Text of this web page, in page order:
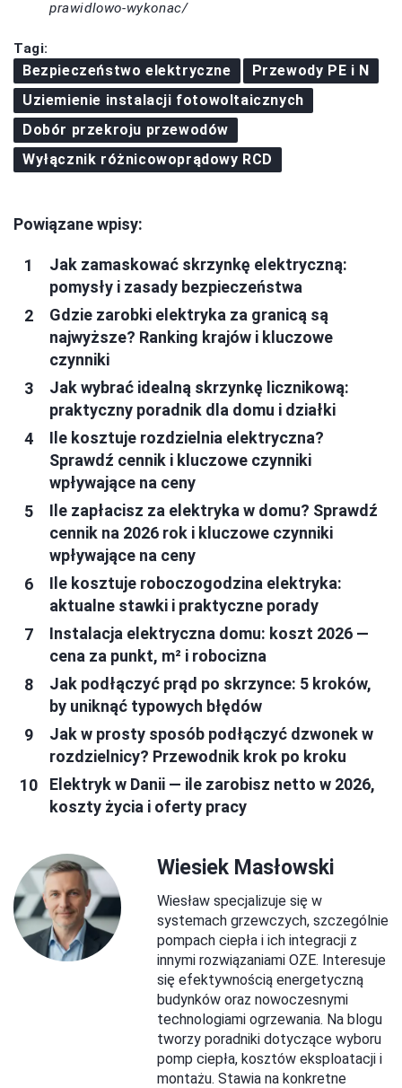
prawidlowo-wykonac/
Tagi:
Bezpieczeństwo elektryczne
Przewody PE i N
Uziemienie instalacji fotowoltaicznych
Dobór przekroju przewodów
Wyłącznik różnicowoprądowy RCD
Powiązane wpisy:
Jak zamaskować skrzynkę elektryczną:
pomysły i zasady bezpieczeństwa
Gdzie zarobki elektryka za granicą są
najwyższe? Ranking krajów i kluczowe
czynniki
Jak wybrać idealną skrzynkę licznikową:
praktyczny poradnik dla domu i działki
Ile kosztuje rozdzielnia elektryczna?
Sprawdź cennik i kluczowe czynniki
wpływające na ceny
Ile zapłacisz za elektryka w domu? Sprawdź
cennik na 2026 rok i kluczowe czynniki
wpływające na ceny
Ile kosztuje roboczogodzina elektryka:
aktualne stawki i praktyczne porady
Instalacja elektryczna domu: koszt 2026 —
cena za punkt, m² i robocizna
Jak podłączyć prąd po skrzynce: 5 kroków,
by uniknąć typowych błędów
Jak w prosty sposób podłączyć dzwonek w
rozdzielnicy? Przewodnik krok po kroku
Elektryk w Danii — ile zarobisz netto w 2026,
koszty życia i oferty pracy
Wiesiek Masłowski
Wiesław specjalizuje się w
systemach grzewczych, szczególnie
pompach ciepła i ich integracji z
innymi rozwiązaniami OZE. Interesuje
się efektywnością energetyczną
budynków oraz nowoczesnymi
technologiami ogrzewania. Na blogu
tworzy poradniki dotyczące wyboru
pomp ciepła, kosztów eksploatacji i
montażu. Stawia na konkretne